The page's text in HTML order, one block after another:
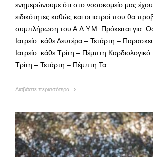
ενημερώνουμε ότι στο νοσοκομείο μας έχουν
ειδικότητες καθώς και οι ιατροί που θα
συμπλήρωση του Α.Δ.Υ.Μ. Πρόκειται για:
Ιατρείο: κάθε Δευτέρα – Τετάρτη –
Ιατρείο: κάθε Τρίτη – Πέμπτη Καρδιολογικό
Τρίτη – Τετάρτη – Πέμπτη Τα …
Διαβάστε περισσότερα